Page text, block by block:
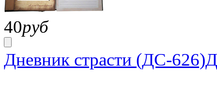
40руб
Дневник страсти (ДС-626)